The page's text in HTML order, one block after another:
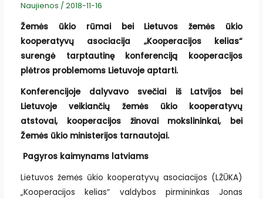
Naujienos / 2018-11-16
Žemės ūkio rūmai bei Lietuvos žemės ūkio
kooperatyvų asociacija „Kooperacijos kelias“
surengė tarptautinę konferenciją kooperacijos
plėtros problemoms Lietuvoje aptarti.
Konferencijoje dalyvavo svečiai iš Latvijos bei
Lietuvoje veikiančių žemės ūkio kooperatyvų
atstovai, kooperacijos žinovai mokslininkai, bei
Žemės ūkio ministerijos tarnautojai.
Pagyros kaimynams latviams
Lietuvos žemės ūkio kooperatyvų asociacijos (LŽŪKA)
„Kooperacijos kelias“ valdybos pirmininkas Jonas